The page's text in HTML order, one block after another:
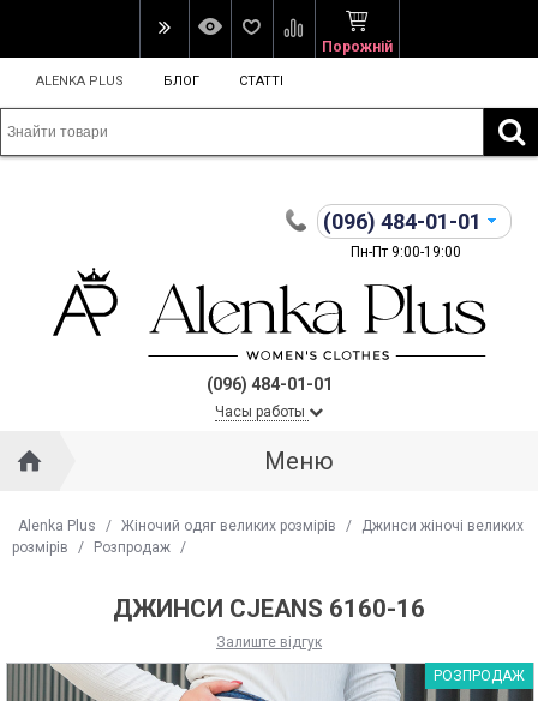
Порожній
ALENKA PLUS БЛОГ СТАТТІ
(096) 484-01-01
Пн-Пт 9:00-19:00
(096) 484-01-01
Часы работы
Меню
Alenka Plus / Жіночий одяг великих розмірів /
Джинси жіночі великих
розмірів
/ Розпродаж /
ДЖИНСИ CJEANS 6160-16
Залиште відгук
РОЗПРОДАЖ